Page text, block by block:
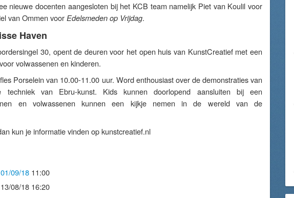
nieuwe docenten aangesloten bij het KCB team namelijk Piet van Koulil voor
van Ommen voorEdelsmeden op Vrijdag.
Haven
30, opent de deuren voor het open huis van KunstCreatief met een
volwassenen en kinderen.
Porselein van 10.00-11.00 uur. Word enthousiast over de demonstraties van
techniek van Ebru-kunst. Kids kunnen doorlopend aansluiten bij een
en volwassenen kunnen een kijkje nemen in de wereld van de
kun je informatie vinden op kunstcreatief.nl
01/09/18 11:00
13/08/18 16:20